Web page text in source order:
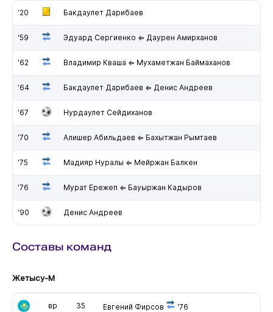
'20 Бакдаулет Дарибаев
'59 Эдуард Сергиенко ⇐ Даурен Амирханов
'62 Владимир Кваша ⇐ Мухаметжан Баймаханов
'64 Бакдаулет Дарибаев ⇐ Денис Андреев
'67 Нурдаулет Сейдиханов
'70 Алишер Абильдаев ⇐ Бахытжан Рымтаев
'75 Мадияр Нуралы ⇐ Мейржан Балкен
'76 Мурат Ережеп ⇐ Бауыржан Кадыров
'90 Денис Андреев
Составы команд
Жетысу-М
вр 35 Евгений Фирсов '76